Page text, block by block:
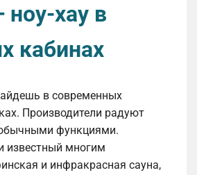
хау в
кабинах
в современных
Производители радуют
функциями.
известный многим
и инфракрасная сауна,